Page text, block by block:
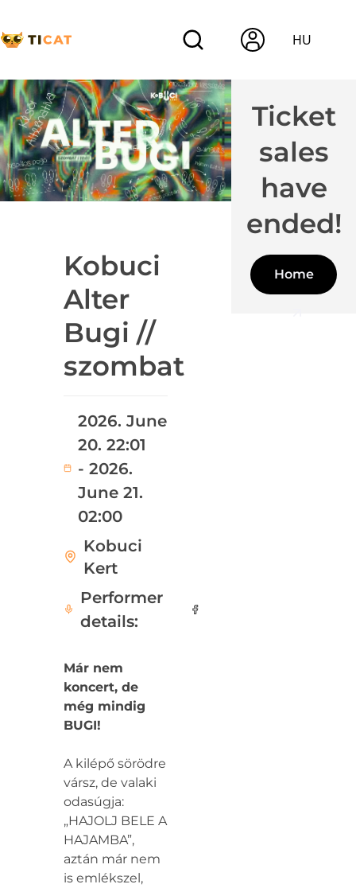
HU
Kobuci
Alter
Bugi //
szombat
2026. June
20. 22:01
- 2026.
June 21.
02:00
Kobuci
Kert
Performer
details:
Ticket
sales
have
ended!
Home
Már nem
koncert, de
még mindig
BUGI!
A kilépő sörödre
vársz, de valaki
odasúgja:
„HAJOLJ BELE A
HAJAMBA”,
aztán már nem
is emlékszel,